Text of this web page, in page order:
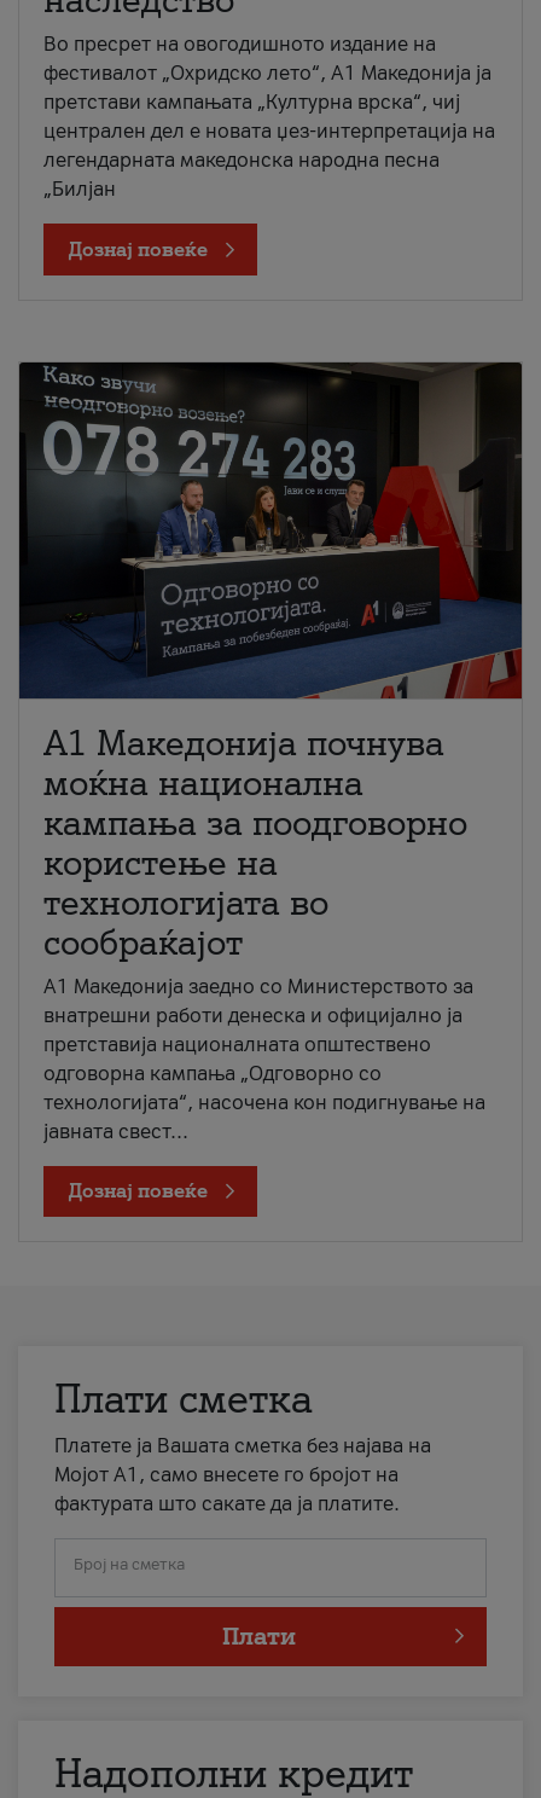
Во пресрет на овогодишното издание на
фестивалот „Охридско лето“, А1 Македонија ја
претстави кампањата „Културна врска“, чиј
централен дел е новата џез-интерпретација на
легендарната македонска народна песна
„Билјан
Дознај повеќе
A1 Македонија почнува
моќна национална
кампања за поодговорно
користење на
технологијата во
сообраќајот
A1 Македонија заедно со Министерството за
внатрешни работи денеска и официјално ја
претставија националната општествено
одговорна кампања „Одговорно со
технологијата“, насочена кон подигнување на
јавната свест...
Дознај повеќе
Плати сметка
Платете ја Вашата сметка без најава на
Мојот А1, само внесете го бројот на
фактурата што сакате да ја платите.
Број на сметка
Плати
Надополни кредит